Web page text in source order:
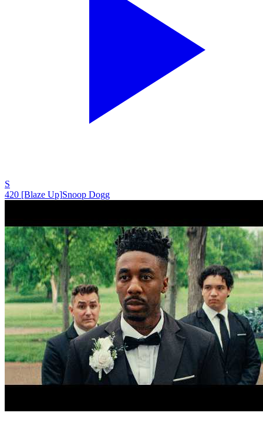
S
420 [Blaze Up]Snoop Dogg